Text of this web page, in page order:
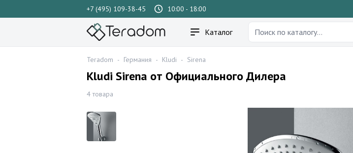
+7 (495) 109-38-45 10:00 - 18:00
Каталог
Teradom - Германия - Kludi - Sirena
Kludi Sirena от Официального Дилера
4 товара